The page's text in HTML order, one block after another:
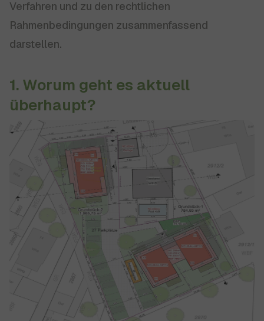
Verfahren und zu den rechtlichen
Rahmenbedingungen zusammenfassend
darstellen.
1. Worum geht es aktuell
überhaupt?
Show larger version for: